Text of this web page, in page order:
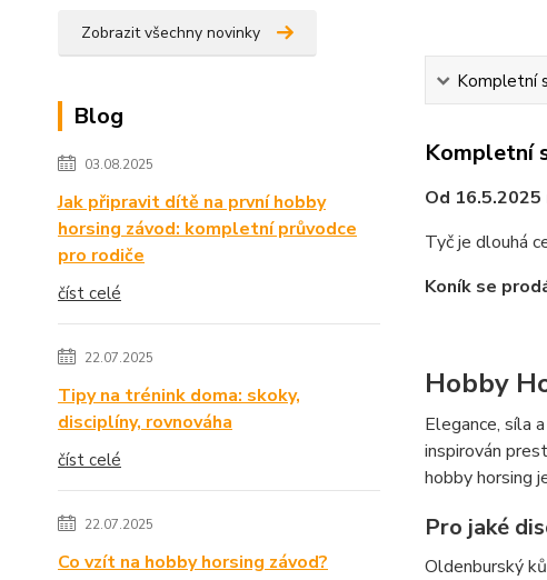
Zobrazit všechny novinky
Blog
03.08.2025
Jak připravit dítě na první hobby
horsing závod: kompletní průvodce
pro rodiče
číst celé
22.07.2025
Tipy na trénink doma: skoky,
disciplíny, rovnováha
číst celé
22.07.2025
Co vzít na hobby horsing závod?
Kompletní
Kompletní
Od 16.5.2025
Tyč je dlouhá
Koník se
Hobby
Elegance, síla
inspirován
hobby horsing
Pro jaké
Oldenburský